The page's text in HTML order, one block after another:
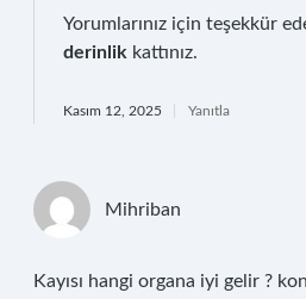
Yorumlarınız için teşekkür
derinlik kattınız.
Kasım 12, 2025 Yanıtla
Mihriban
Kayısı hangi organa iyi gelir ?